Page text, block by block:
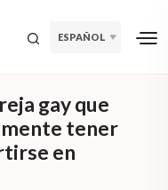
ESPAÑOL
gay que
tener
en